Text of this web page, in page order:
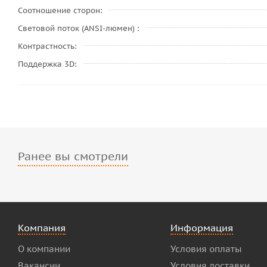
Соотношение сторон
Световой поток (ANSI-люмен)
Контрастность
Поддержка 3D
Ранее вы смотрели
Компания
О компании
Информация
Условия оплаты